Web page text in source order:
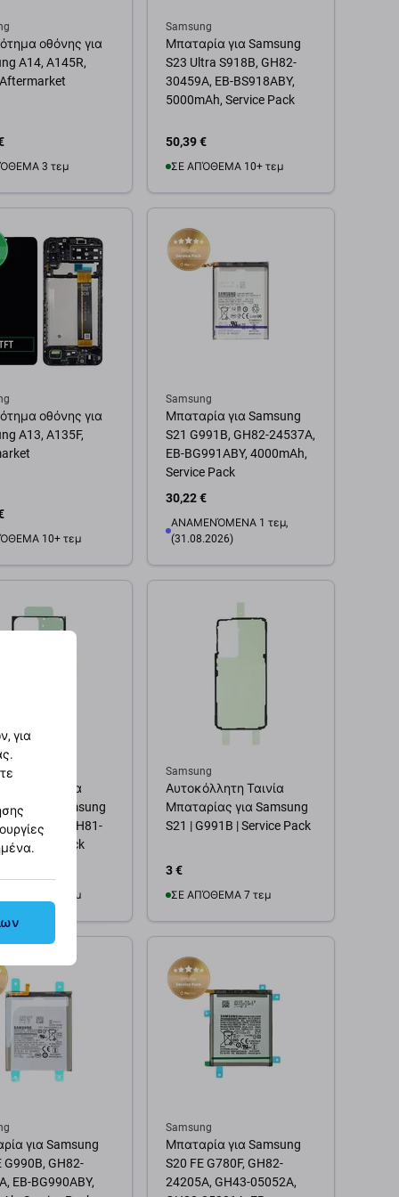
οθόνης για
A14, A145R,
3 τεμ
Samsung
Μπαταρία για Samsung
S23 Ultra S918B, GH82-
30459A, EB-BS918ABY,
5000mAh, Service Pack
50,39 €
ΣΕ ΑΠΌΘΕΜΑ 10+ τεμ
οθόνης για
A13, A135F,
10+ τεμ
Samsung
Μπαταρία για Samsung
S21 G991B, GH82-24537A,
EB-BG991ABY, 4000mAh,
Service Pack
30,22 €
ΑΝΑΜΕΝΌΜΕΝΑ 1 τεμ,
(31.08.2026)
Προσθήκη στο καλάθι
Ταινία
για Samsung
| S918B | GH81-
| Service Pack
10+ τεμ
στο καλάθι
Samsung
Αυτοκόλλητη Ταινία
Μπαταρίας για Samsung
S21 | G991B | Service Pack
3 €
ΣΕ ΑΠΌΘΕΜΑ 7 τεμ
για Samsung
G990B, GH82-
EB-BG990ABY,
Samsung
Μπαταρία για Samsung
S20 FE G780F, GH82-
24205A, GH43-05052A,
για